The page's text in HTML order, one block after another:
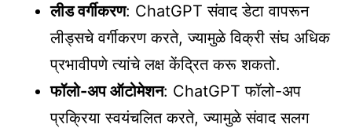
लीड वर्गीकरण: ChatGPT संवाद डेटा वापरून
लीड्सचे वर्गीकरण करते, ज्यामुळे विक्री संघ अधिक
प्रभावीपणे त्यांचे लक्ष केंद्रित करू शकतो.
फॉलो-अप ऑटोमेशन: ChatGPT फॉलो-अप
प्रक्रिया स्वयंचलित करते, ज्यामुळे संवाद सलग